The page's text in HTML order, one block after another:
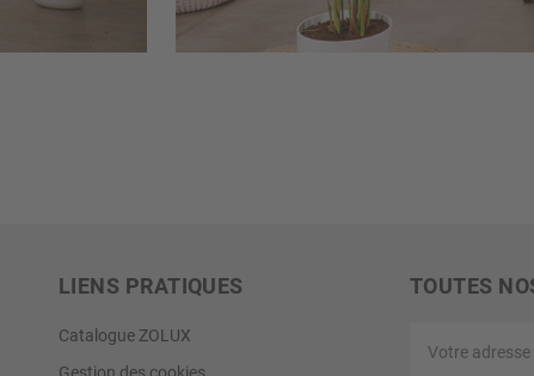
LIENS PRATIQUES
Catalogue ZOLUX
TOUTES
adresse